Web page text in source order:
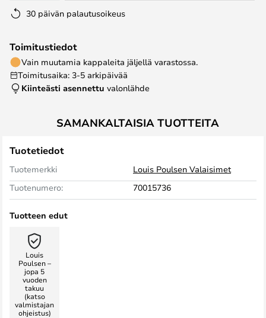
30 päivän palautusoikeus
Toimitustiedot
Vain muutamia kappaleita jäljellä varastossa.
Toimitusaika: 3-5 arkipäivää
Kiinteästi asennettu valonlähde
SAMANKALTAISIA TUOTTEITA
Tuotetiedot
Tuotemerkki
Louis Poulsen Valaisimet
Tuotenumero:
70015736
Tuotteen edut
Louis
Poulsen –
jopa 5
vuoden
takuu
(katso
valmistajan
ohjeistus)